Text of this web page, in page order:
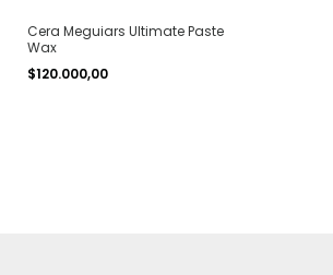
Cera Meguiars Ultimate Paste
Wax
$120.000,00